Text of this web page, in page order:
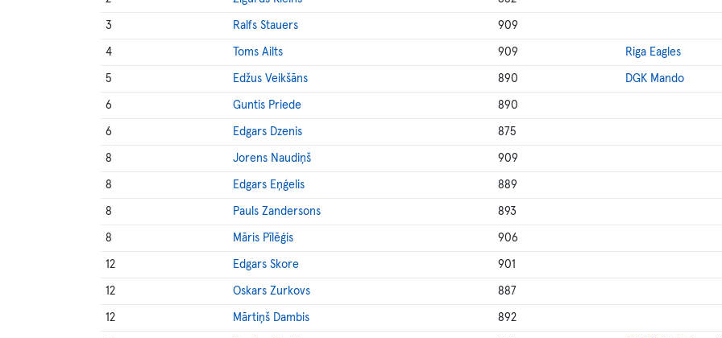
3 Ralfs Stauers 909
4 Toms Ailts 909 Riga Eagles
5 Edžus Veikšāns 890 DGK Mando
6 Guntis Priede 890
6 Edgars Dzenis 875
8 Jorens Naudiņš 909
8 Edgars Eņģelis 889
8 Pauls Zandersons 893
8 Māris Pīlēģis 906
12 Edgars Skore 901
12 Oskars Zurkovs 887
12 Mārtiņš Dambis 892